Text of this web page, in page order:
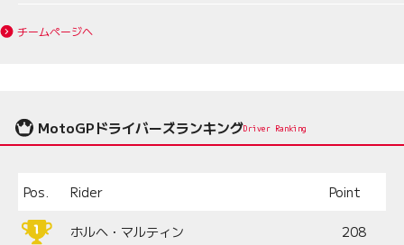
チームページへ
MotoGPドライバーズランキングDriver Ranking
Pos. Rider Point
ホルヘ・マルティン 208